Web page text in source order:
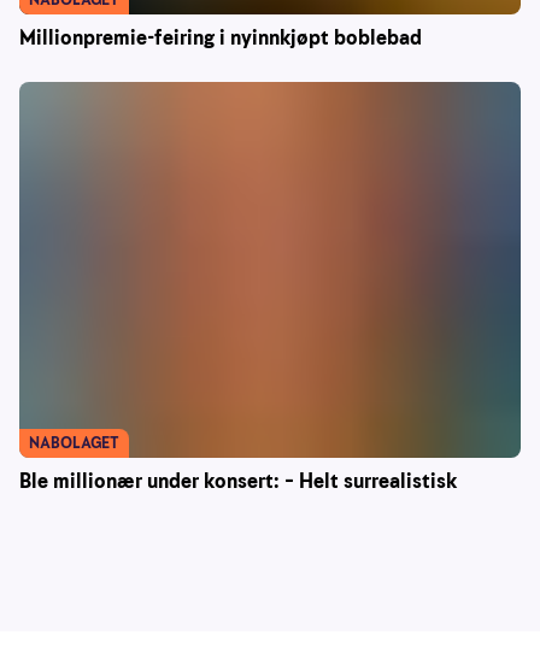
Millionpremie-feiring i nyinnkjøpt boblebad
Ble millionær under konsert: – Helt surrealistisk
NABOLAGET